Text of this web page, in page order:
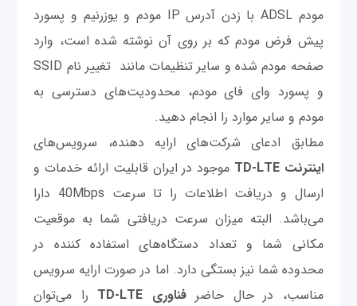
مودم ADSL با زدن آدرس IP مودم و یوزرنیم و پسورد
پیش فرض مودم که بر روی آن نوشته شده است، وارد
صفحه مودم شده و سایر تنظیمات مانند تغییر نام SSID
و پسورد وای فای مودم، محدودیت‌های دسترسی به
مودم و سایر موارد را انجام دهید.
مطابق ادعای شرکت‌های ارایه دهنده، سرویس‌های
اینترنت TD-LTE
موجود در ایران قابلیت ارائه خدمات و
ارسال و دریافت اطلاعات را تا سرعت 40Mbps دارا
می‌باشد. البته میزان سرعت دریافتی شما به موقعیت
مکانی شما و تعداد دستگاه‌های استفاده کننده در
محدوده شما نیز بستگی دارد. اما در صورت ارایه سرویس
مناسب، در حال حاضر فناوری TD-LTE
را می‌توان